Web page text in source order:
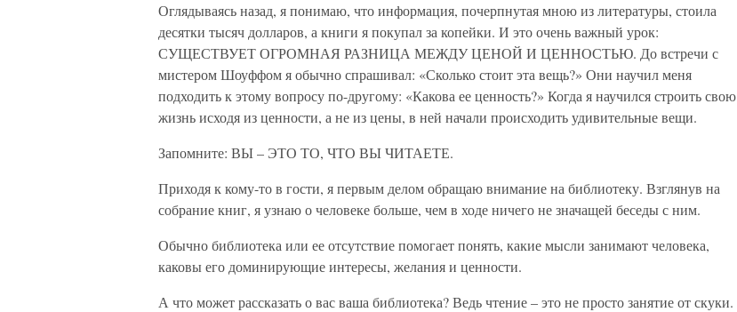
Оглядываясь назад, я понимаю, что информация, почерпнутая мною из литературы, стоила
десятки тысяч долларов, а книги я покупал за копейки. И это очень важный урок:
СУЩЕСТВУЕТ ОГРОМНАЯ РАЗНИЦА МЕЖДУ ЦЕНОЙ И ЦЕННОСТЬЮ. До встречи с
мистером Шоуффом я обычно спрашивал: «Сколько стоит эта вещь?» Они научил меня
подходить к этому вопросу по-другому: «Какова ее ценность?» Когда я научился строить свою
жизнь исходя из ценности, а не из цены, в ней начали происходить удивительные вещи.
Запомните: ВЫ – ЭТО ТО, ЧТО ВЫ ЧИТАЕТЕ.
Приходя к кому-то в гости, я первым делом обращаю внимание на библиотеку. Взглянув на
собрание книг, я узнаю о человеке больше, чем в ходе ничего не значащей беседы с ним.
Обычно библиотека или ее отсутствие помогает понять, какие мысли занимают человека,
каковы его доминирующие интересы, желания и ценности.
А что может рассказать о вас ваша библиотека? Ведь чтение – это не просто занятие от скуки.